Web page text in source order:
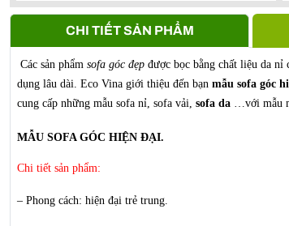
Anh Vũ -0911861***- S107, Vihome
CHI TIẾT SẢN PHẨM
Các sản phẩm sofa góc đẹp được bọc bằng chất liệu da nỉ
dụng lâu dài. Eco Vina giới thiệu đến bạn mẫu sofa góc
cung cấp những mẫu sofa nỉ, sofa vải, sofa da …với mẫu
MẪU SOFA GÓC HIỆN ĐẠI.
Chi tiết sản phẩm:
– Phong cách: hiện đại trẻ trung.